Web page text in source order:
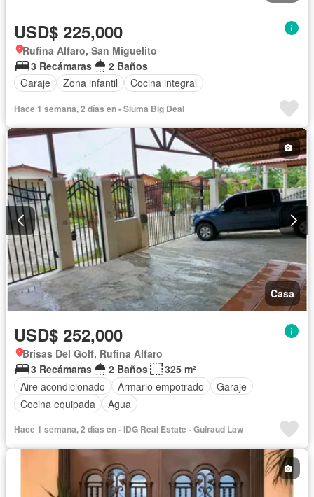
USD$ 225,000
Rufina Alfaro, San Miguelito
3 Recámaras
2 Baños
Garaje
Zona infantil Cocina integral
Hace 1 semana, 2 días en - Siuma Big Deal
Casa
USD$ 252,000
Brisas Del Golf, Rufina Alfaro
3 Recámaras
2 Baños
325 m²
Aire acondicionado
Armario empotrado
Garaje
Cocina equipada
Agua
Hace 1 semana, 2 días en - IDG Real Estate - Guiraud Law